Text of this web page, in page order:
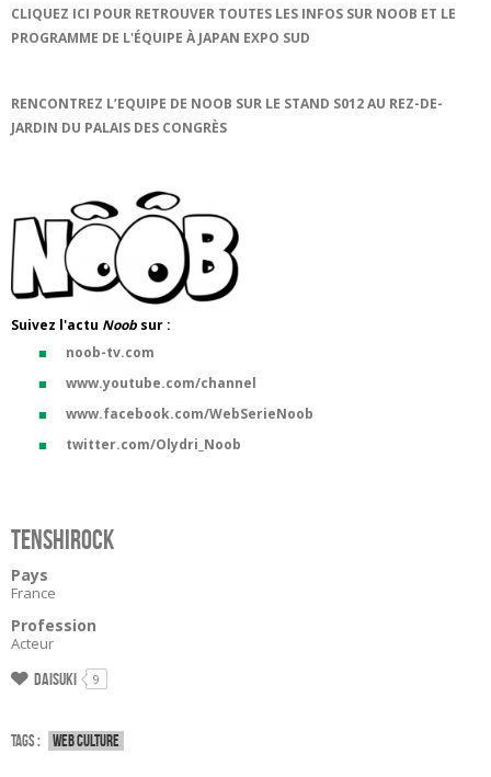
CLIQUEZ ICI POUR RETROUVER TOUTES LES INFOS SUR NOOB ET LE
PROGRAMME DE L'ÉQUIPE À JAPAN EXPO SUD
RENCONTREZ L’EQUIPE DE NOOB SUR LE STAND S012 AU REZ-DE-
JARDIN DU PALAIS DES CONGRÈS
Suivez l'actu Noob sur :
noob-tv.com
www.youtube.com/channel
www.facebook.com/WebSerieNoob
twitter.com/Olydri_Noob
Tenshirock
Pays
France
Profession
Acteur
Daisuki 9
Tags : Web culture